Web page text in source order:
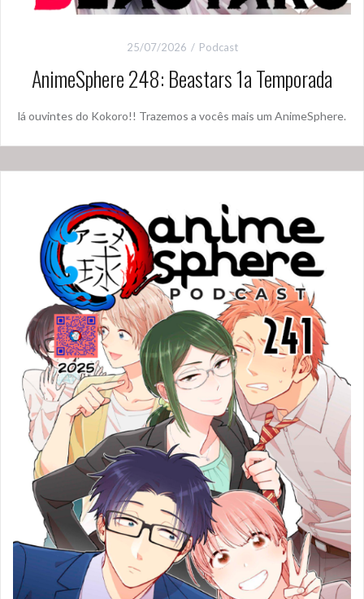
25/07/2026 Podcast
AnimeSphere 248: Beastars 1a Temporada
lá ouvintes do Kokoro!! Trazemos a vocês mais um AnimeSphere.